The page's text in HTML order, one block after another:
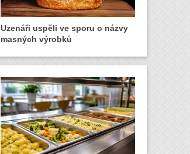
Uzenáři uspěli ve sporu o názvy
masných výrobků